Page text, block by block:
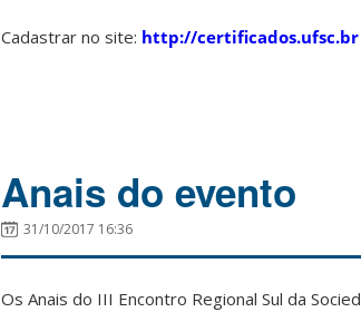
Cadastrar no site: http://certificados.ufsc.br
Anais do evento
31/10/2017 16:36
Os Anais do III Encontro Regional Sul da